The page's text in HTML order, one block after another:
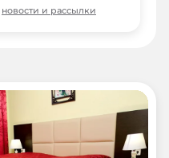
новости и рассылки